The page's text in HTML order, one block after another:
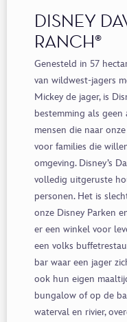
DISNEY
RANCH®
Genesteld in 57
van wildwest-jagers
Mickey de jager, is
bestemming als
mensen die naar
voor families die
omgeving. Disney’s
volledig uitgeruste
personen. Het is
onze Disney Parken
er een winkel voor
een volks
bar waar een jager
ook hun eigen
bungalow of op de
waterval en rivier,